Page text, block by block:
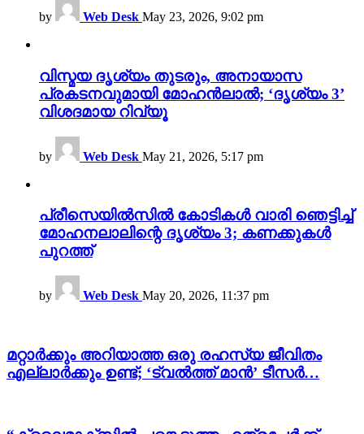
by Web Desk May 23, 2026, 9:02 pm
വിസ്മയ ദൃശ്യം തുടരും, അനായാസ
പ്രകടനവുമായി മോഹൻലാൽ; ‘ദൃശ്യം 3’
വിശദമായ റിവ്യൂ
by Web Desk May 21, 2026, 5:17 pm
പ്രീസെയിൽസിൽ കോടികൾ വാരി ഞെട്ടിച്ച്
മോഹനലാലിന്റെ ദൃശ്യം 3; കണക്കുകൾ
പുറത്ത്
by Web Desk May 20, 2026, 11:37 pm
മറ്റാർക്കും അറിയാത്ത ഒരു രഹസ്യ ജീവിതം
എല്ലാർക്കും ഉണ്ട്; ‘ട്വൽത്ത് മാൻ’ ടീസർ…